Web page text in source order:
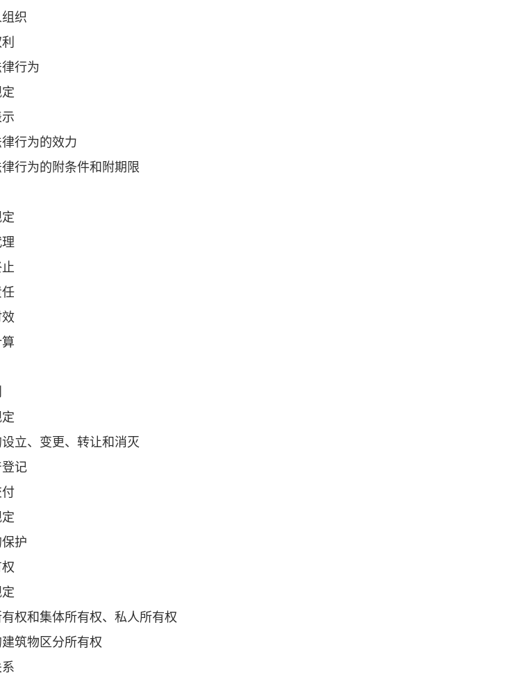
织
行为
为的效力
为的附条件和附期限
、变更、转让和消灭
记
护
和集体所有权、私人所有权
物区分所有权